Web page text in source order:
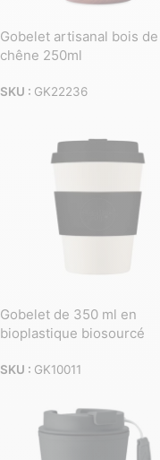
Gobelet artisanal bois de
chêne 250ml
SKU : GK22236
Gobelet de 350 ml en
bioplastique biosourcé
SKU : GK10011